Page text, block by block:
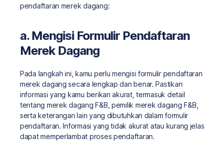
pendaftaran merek dagang:
a. Mengisi Formulir Pendaftaran
Merek Dagang
Pada langkah ini, kamu perlu mengisi formulir pendaftaran
merek dagang secara lengkap dan benar. Pastikan
informasi yang kamu berikan akurat, termasuk detail
tentang merek dagang F&B, pemilik merek dagang F&B,
serta keterangan lain yang dibutuhkan dalam formulir
pendaftaran. Informasi yang tidak akurat atau kurang jelas
dapat memperlambat proses pendaftaran.